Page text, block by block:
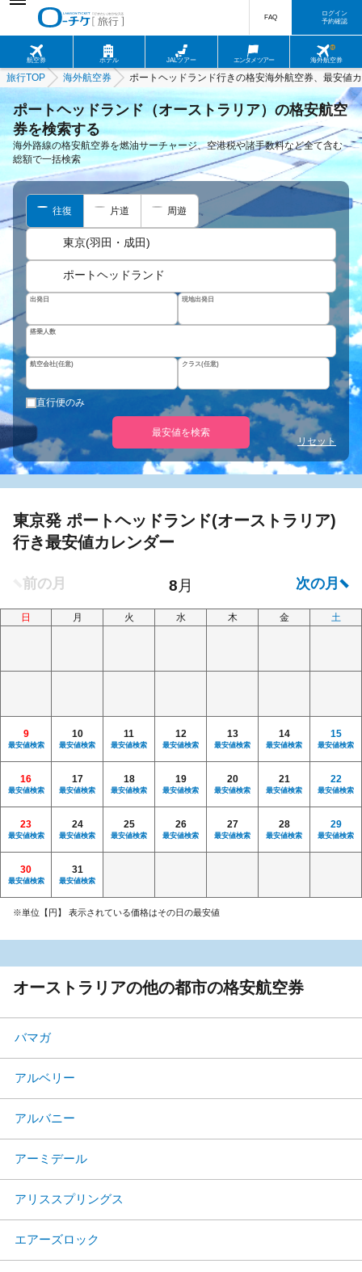
航空券 ホテル JALツアー エンタメツアー 海外航空券
FAQ
ログイン
予約確認
旅行TOP 海外航空券 ポートヘッドランド行きの格安海外航空券、最安値
ポートヘッドランド（オーストラリア）の格安航空
券を検索する
海外路線の格安航空券を燃油サーチャージ、空港税や諸手数料など全て含む
総額で一括検索
往復 片道 周遊
東京(羽田・成田)
ポートヘッドランド
出発日 現地出発日
搭乗人数
航空会社(任意) クラス(任意)
直行便のみ
最安値を検索
リセット
東京発 ポートヘッドランド(オーストラリア)
行き最安値カレンダー
日 月 火 水 木 金 土
9
最安値検索
10
最安値検索
11
最安値検索
12
最安値検索
13
最安値検索
14
最安値検索
15
最安値検索
16
最安値検索
17
最安値検索
18
最安値検索
19
最安値検索
20
最安値検索
21
最安値検索
22
最安値検索
23
最安値検索
24
最安値検索
25
最安値検索
26
最安値検索
27
最安値検索
28
最安値検索
29
最安値検索
30
最安値検索
31
最安値検索
※単位【円】 表示されている価格はその日の最安値
オーストラリアの他の都市の格安航空券
バマガ
アルベリー
アルバニー
アーミデール
アリススプリングス
エアーズロック